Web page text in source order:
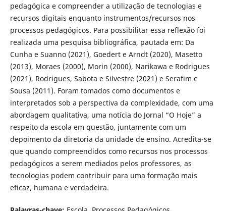
pedagógica e compreender a utilização de tecnologias e
recursos digitais enquanto instrumentos/recursos nos
processos pedagógicos. Para possibilitar essa reflexão foi
realizada uma pesquisa bibliográfica, pautada em: Da
Cunha e Suanno (2021), Goedert e Arndt (2020), Masetto
(2013), Moraes (2000), Morin (2000), Narikawa e Rodrigues
(2021), Rodrigues, Sabota e Silvestre (2021) e Serafim e
Sousa (2011). Foram tomados como documentos e
interpretados sob a perspectiva da complexidade, com uma
abordagem qualitativa, uma notícia do Jornal “O Hoje” a
respeito da escola em questão, juntamente com um
depoimento da diretoria da unidade de ensino. Acredita-se
que quando compreendidos como recursos nos processos
pedagógicos a serem mediados pelos professores, as
tecnologias podem contribuir para uma formação mais
eficaz, humana e verdadeira.